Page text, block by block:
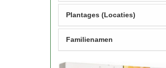
Plantages (Locaties)
Familienamen